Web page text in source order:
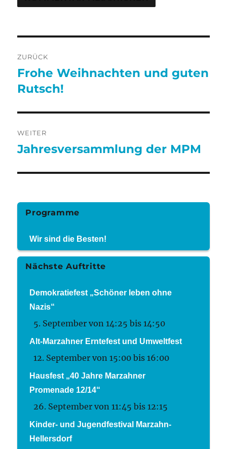
ZURÜCK
Vorheriger
Beitrag:
Frohe Weihnachten und guten
Rutsch!
WEITER
Nächster
Jahresversammlung der MPM
Programme
Wir sind die Besten!
Nächste Auftritte
Demokratiefest „Schöner leben ohne
Nazis“
5. September von 14:25 bis14:50
Alt-Marzahner Erntefest und Umweltfest
12. September von 15:00 bis16:00
Hausfest „40 Jahre Marzahner
Promenade 12/14“
26. September von 11:45 bis12:15
Kinder- und Jugendfestival Marzahn-
Hellersdorf